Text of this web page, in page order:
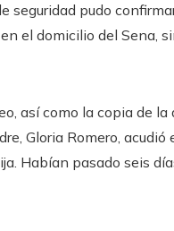
seguridad pudo
el domicilio del Sena,
así como la copia de la
Gloria Romero,
Habían pasado seis